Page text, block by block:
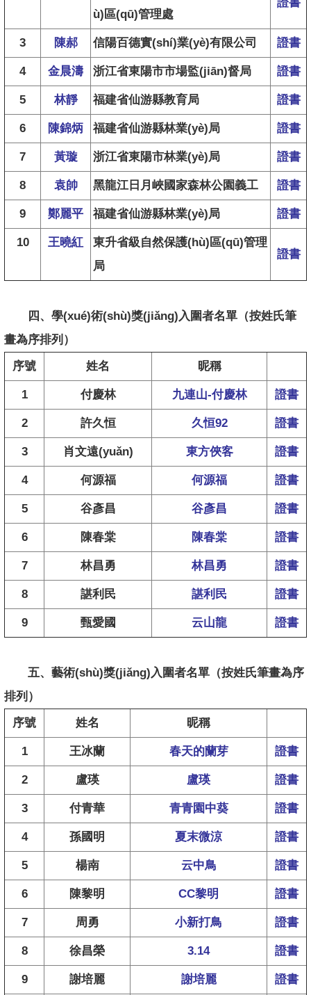
ù)區(qū)管理處
3 陳郝 信陽百德實(shí)業(yè)有限公司 證書
4 金晨濤 浙江省東陽市市場監(jiān)督局 證書
5 林靜 福建省仙游縣教育局 證書
6 陳錦炳 福建省仙游縣林業(yè)局 證書
7 黃璇 浙江省東陽市林業(yè)局 證書
8 袁帥 黑龍江日月峽國家森林公園義工 證書
9 鄭麗平 福建省仙游縣林業(yè)局 證書
10 王曉紅
東升省級自然保護(hù)區(qū)管理
局
證書
四、學(xué)術(shù)獎(jiǎng)入圍者名單 （按姓氏筆
畫為序排列）
序號
姓名 昵稱
1 付慶林 九連山-付慶林 證書
2 許久恒 久恒92 證書
3 肖文遠(yuǎn) 東方俠客 證書
4 何源福 何源福 證書
5 谷彥昌 谷彥昌 證書
6 陳春棠 陳春棠 證書
7 林昌勇 林昌勇 證書
8 諶利民 諶利民 證書
9 甄愛國 云山龍 證書
五、藝術(shù)獎(jiǎng)入圍者名單 （按姓氏筆畫為序
排列）
序號
姓名 昵稱
1 王冰蘭 春天的蘭芽 證書
2 盧瑛 盧瑛 證書
3 付青華 青青園中葵 證書
4 孫國明 夏末微涼 證書
5 楊南 云中鳥 證書
6 陳黎明 CC黎明 證書
7 周勇 小新打鳥 證書
8 徐昌榮 3.14 證書
9 謝培麗 謝培麗 證書